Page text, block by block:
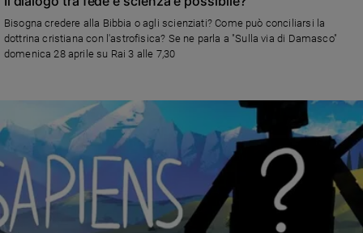
Bisogna credere alla Bibbia o agli scienziati? Come può conciliarsi la
dottrina cristiana con l'astrofisica? Se ne parla a "Sulla via di Damasco"
domenica 28 aprile su Rai 3 alle 7,30